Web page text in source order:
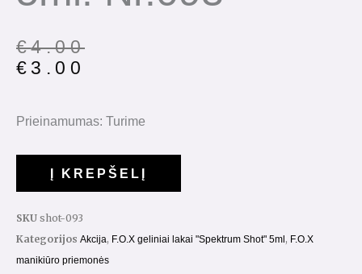
€4.00
€ 3.00
Prieinamumas: Turime
Į KREPŠELĮ
SKU shot-093
Kategorijos Akcija, F.O.X geliniai lakai "Spektrum Shot" 5ml, F.O.X
manikiūro priemonės